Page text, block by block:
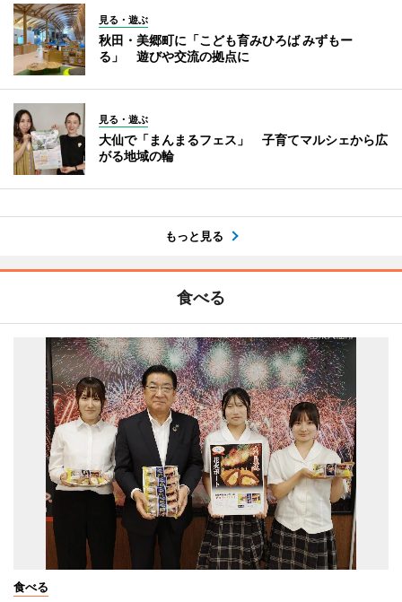
見る・遊ぶ
秋田・美郷町に「こども育みひろば みずもー
る」 遊びや交流の拠点に
見る・遊ぶ
大仙で「まんまるフェス」 子育てマルシェから広
がる地域の輪
もっと見る
食べる
食べる